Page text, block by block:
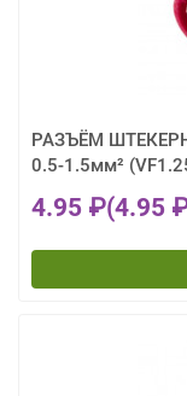
РАЗЪЁМ
0.5-1.5мм²
4.95 ₽(4.95